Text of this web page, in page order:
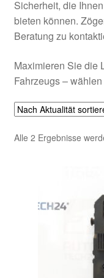
Sicherheit, die
bieten können.
Beratung zu
Maximieren Sie die
Fahrzeugs –
Alle 2 Ergebnisse